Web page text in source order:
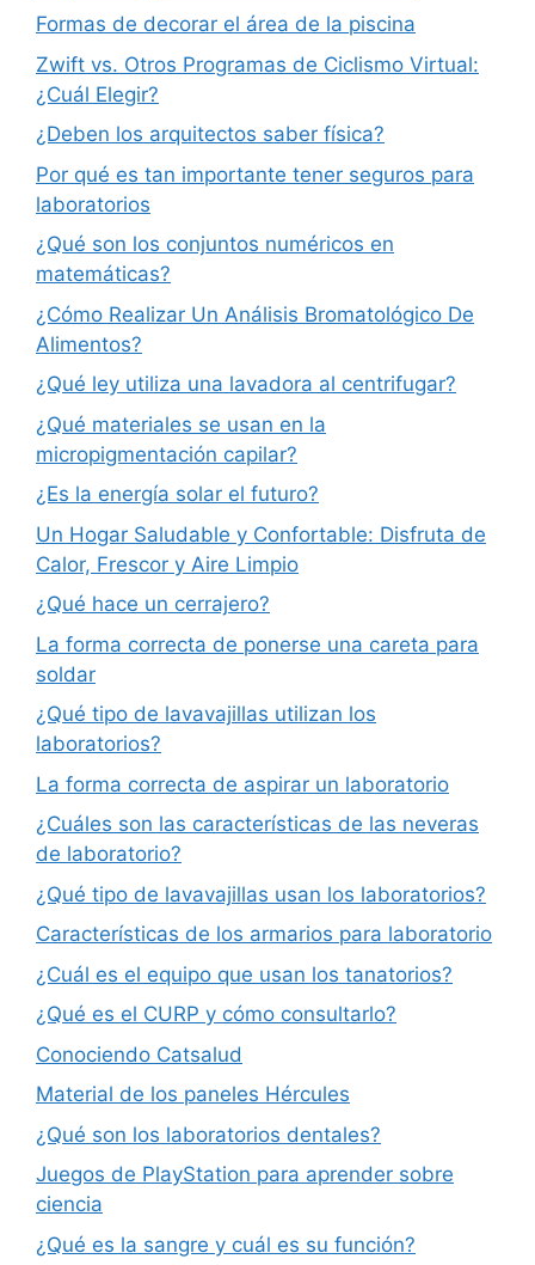
Formas de decorar el área de la piscina
Zwift vs. Otros Programas de Ciclismo Virtual:
¿Cuál Elegir?
¿Deben los arquitectos saber física?
Por qué es tan importante tener seguros para
laboratorios
¿Qué son los conjuntos numéricos en
matemáticas?
¿Cómo Realizar Un Análisis Bromatológico De
Alimentos?
¿Qué ley utiliza una lavadora al centrifugar?
¿Qué materiales se usan en la
micropigmentación capilar?
¿Es la energía solar el futuro?
Un Hogar Saludable y Confortable: Disfruta de
Calor, Frescor y Aire Limpio
¿Qué hace un cerrajero?
La forma correcta de ponerse una careta para
soldar
¿Qué tipo de lavavajillas utilizan los
laboratorios?
La forma correcta de aspirar un laboratorio
¿Cuáles son las características de las neveras
de laboratorio?
¿Qué tipo de lavavajillas usan los laboratorios?
Características de los armarios para laboratorio
¿Cuál es el equipo que usan los tanatorios?
¿Qué es el CURP y cómo consultarlo?
Conociendo Catsalud
Material de los paneles Hércules
¿Qué son los laboratorios dentales?
Juegos de PlayStation para aprender sobre
ciencia
¿Qué es la sangre y cuál es su función?